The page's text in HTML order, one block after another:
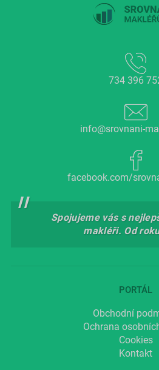
734 396
info@srovnani-
facebook.com/
Spojujeme vás s
makléři. Od
PORTÁL
Obchodní
Ochrana
Cookies
Kontakt